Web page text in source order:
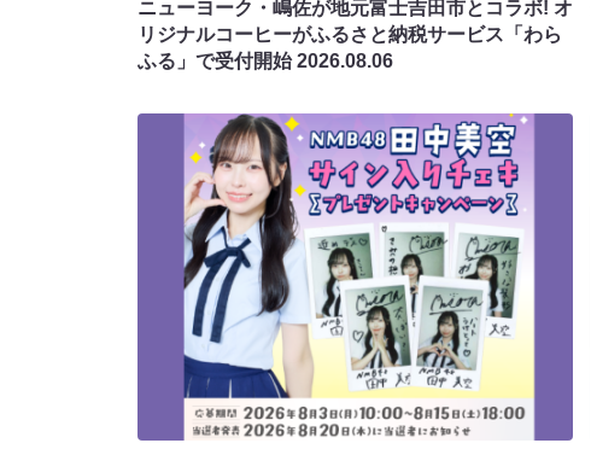
ニューヨーク・嶋佐が地元富士吉田市とコラボ! オ
リジナルコーヒーがふるさと納税サービス「わら
ふる」で受付開始2026.08.06